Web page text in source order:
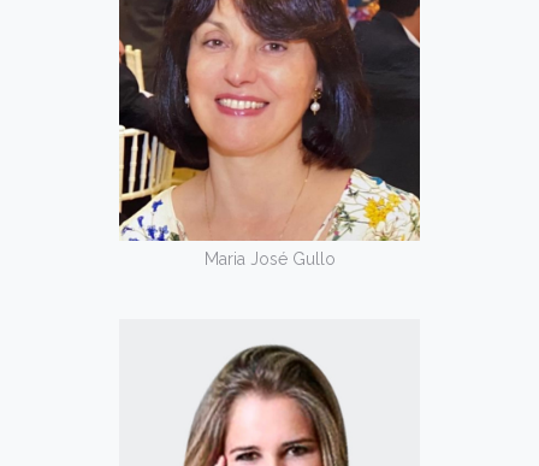
Maria José Gullo